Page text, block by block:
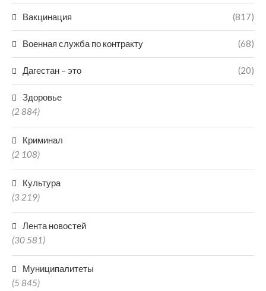
Вакцинация (817)
Военная служба по контракту (68)
Дагестан – это (20)
Здоровье
(2 884)
Криминал
(2 108)
Культура
(3 219)
Лента новостей
(30 581)
Муниципалитеты
(5 845)